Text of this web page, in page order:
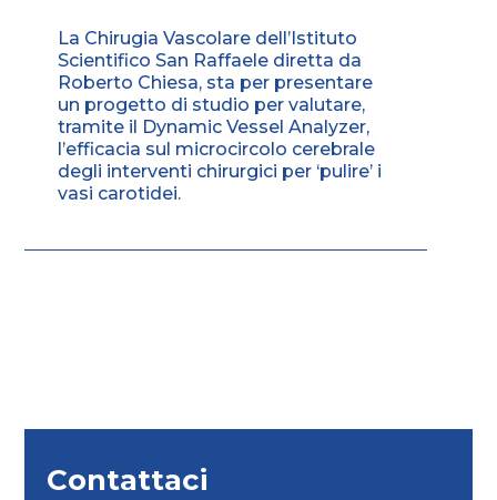
La Chirugia Vascolare dell’Istituto
Scientifico San Raffaele diretta da
Roberto Chiesa, sta per presentare
un progetto di studio per valutare,
tramite il Dynamic Vessel Analyzer,
l’efficacia sul microcircolo cerebrale
degli interventi chirurgici per ‘pulire’ i
vasi carotidei.
Contattaci